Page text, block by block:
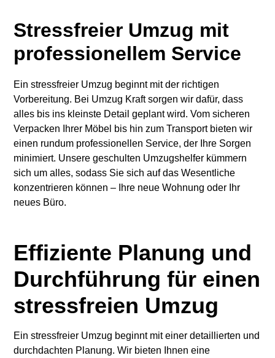
Stressfreier Umzug mit
professionellem Service
Ein stressfreier Umzug beginnt mit der richtigen
Vorbereitung. Bei Umzug Kraft sorgen wir dafür, dass
alles bis ins kleinste Detail geplant wird. Vom sicheren
Verpacken Ihrer Möbel bis hin zum Transport bieten wir
einen rundum professionellen Service, der Ihre Sorgen
minimiert. Unsere geschulten Umzugshelfer kümmern
sich um alles, sodass Sie sich auf das Wesentliche
konzentrieren können – Ihre neue Wohnung oder Ihr
neues Büro.
Effiziente Planung und
Durchführung für einen
stressfreien Umzug
Ein stressfreier Umzug beginnt mit einer detaillierten und
durchdachten Planung. Wir bieten Ihnen eine